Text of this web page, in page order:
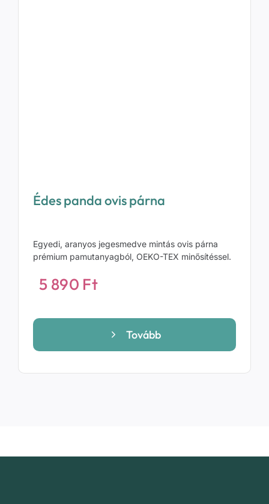
Édes panda ovis párna
Egyedi, aranyos jegesmedve mintás ovis párna
prémium pamutanyagból, OEKO-TEX minősítéssel.
5 890 Ft
Tovább